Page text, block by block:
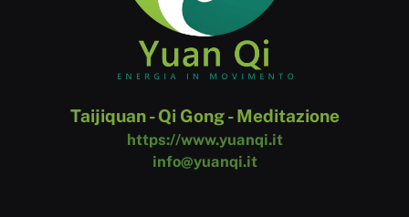
Taijiquan - Qi Gong - Meditazione
https://www.yuanqi.it
info@yuanqi.it